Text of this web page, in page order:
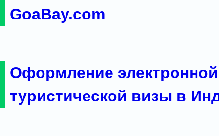
GoaBay.com
Оформление электронной
туристической визы в